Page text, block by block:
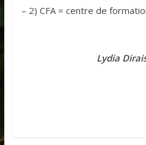
– 2) CFA = centre de
Lydia